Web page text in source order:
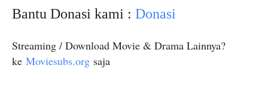
Bantu Donasi kami : Donasi
Streaming / Download Movie & Drama Lainnya?
ke Moviesubs.org saja